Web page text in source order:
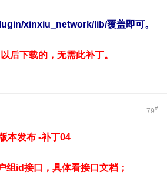
xinxiu_network/lib/覆盖即可。
后下载的，无需此补丁。
79#
本发布 -补丁04
组id接口，具体看接口文档；